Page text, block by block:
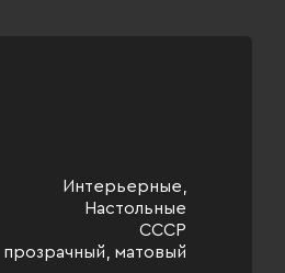
Интерьерные,
Настольные
СССР
прозрачный, матовый